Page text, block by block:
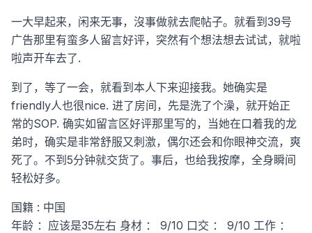
一大早起来，闲来无事，沒事做就去爬帖子。就看到39号
广告那里有蛮多人留言好评，突然有个想法想去试试，就啦
啦声开车去了.
到了，等了一会，就看到本人下来迎接我。她确实是
friendly人也很nice. 进了房间，先是洗了个澡，就开始正
常的SOP. 确实如留言区好评那里写的，当她在口着我的龙
弟时，确实是非常舒服又刺激，偶尔还会和你眼神交流，爽
死了。不到5分钟就交货了。事后，也给我按摩，全身瞬间
轻松好多。
国籍 : 中国
年龄 ：应该是35左右 身材 ： 9/10 口交 ： 9/10 工作 ：